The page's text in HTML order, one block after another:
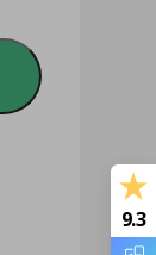
9.3